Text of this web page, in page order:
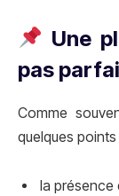
Une
pas
Comme
quelques
la présence